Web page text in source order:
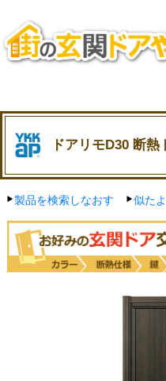
ドアリモD30 断
製品を検索しなおす 似た